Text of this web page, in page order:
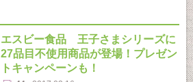
エスビー食品 王子さまシリーズに
27品目不使用商品が登場！プレゼン
トキャンペーンも！